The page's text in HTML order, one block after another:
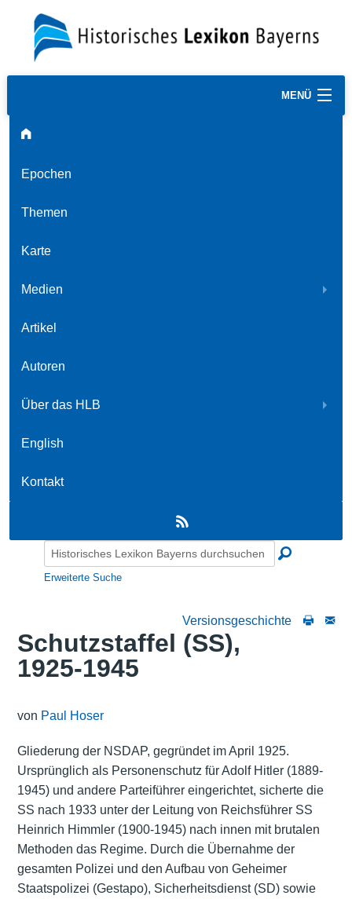
MENÜ
Epochen
Themen
Karte
Medien
Artikel
Autoren
Über das HLB
English
Kontakt
Erweiterte Suche
Versionsgeschichte
Schutzstaffel (SS),
1925-1945
von Paul Hoser
Gliederung der NSDAP, gegründet im April 1925.
Ursprünglich als Personenschutz für Adolf Hitler (1889-
1945) und andere Parteiführer eingerichtet, sicherte die
SS nach 1933 unter der Leitung von Reichsführer SS
Heinrich Himmler (1900-1945) nach innen mit brutalen
Methoden das Regime. Durch die Übernahme der
gesamten Polizei und den Aufbau von Geheimer
Staatspolizei (Gestapo), Sicherheitsdienst (SD) sowie